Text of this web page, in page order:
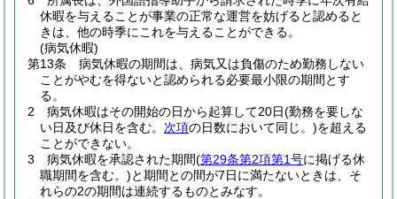
休暇を与えることが事業の正常な運営を妨げると認めると
きは、他の時季にこれを与えることができる。
(病気休暇)
第13条
病気休暇の期間は、病気又は負傷のため勤務しない
ことがやむを得ないと認められる必要最小限の期間とす
る。
2
病気休暇はその開始の日から起算して20日(勤務を要しな
い日及び休日を含む。 次項の日数において同じ。)を超える
ことができない。
3
病気休暇を承認された期間(第29条第2項第1号に掲げる休
職期間を含む。)と期間との間が7日に満たないときは、そ
れらの2の期間は連続するものとみなす。